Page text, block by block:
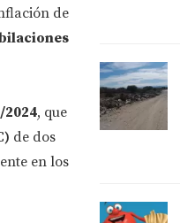
de
, que
de dos
en los